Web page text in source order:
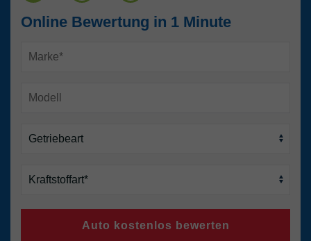
Online Bewertung in 1 Minute
Auto kostenlos bewerten